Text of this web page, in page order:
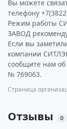
Вы можете
телефону
Режим работы
ЗАВОД
Если вы
компании
сообщите нам
№ 769063.
Страница
Отзывы 0